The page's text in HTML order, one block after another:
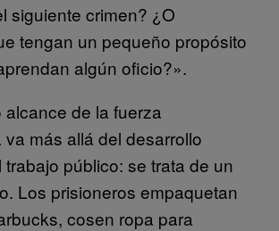
siguiente crimen? ¿O
tengan un pequeño propósito
algún oficio?».
alcance de la fuerza
más allá del desarrollo
público: se trata de un
Los prisioneros empaquetan
cosen ropa para